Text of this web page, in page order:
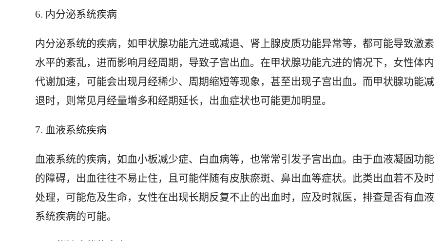
6. 内分泌系统疾病
内分泌系统的疾病，如甲状腺功能亢进或减退、肾上腺皮质功能异常等，都可能导致激素
水平的紊乱，进而影响月经周期，导致子宫出血。在甲状腺功能亢进的情况下，女性体内
代谢加速，可能会出现月经稀少、周期缩短等现象，甚至出现子宫出血。而甲状腺功能减
退时，则常见月经量增多和经期延长，出血症状也可能更加明显。
7. 血液系统疾病
血液系统的疾病，如血小板减少症、白血病等，也常常引发子宫出血。由于血液凝固功能
的障碍，出血往往不易止住，且可能伴随有皮肤瘀斑、鼻出血等症状。此类出血若不及时
处理，可能危及生命，女性在出现长期反复不止的出血时，应及时就医，排查是否有血液
系统疾病的可能。